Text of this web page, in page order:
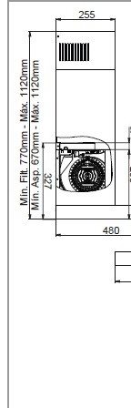
Área de Profissionais
NOTÍCIAS
Está interessado